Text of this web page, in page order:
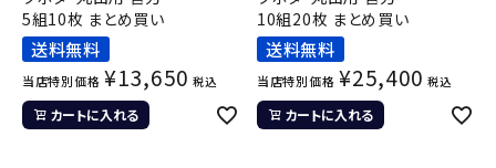
5組10枚 まとめ買い
送料無料
当店特別価格 ¥13,650 税込
カートに入れる
10組20枚 まとめ買い
送料無料
当店特別価格 ¥25,400 税込
カートに入れる